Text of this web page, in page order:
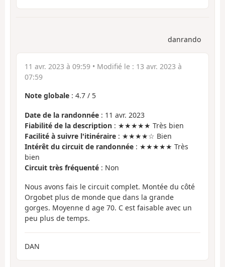
danrando
11 avr. 2023 à 09:59 • Modifié le : 13 avr. 2023 à
07:59
Note globale : 4.7 / 5
Date de la randonnée : 11 avr. 2023
Fiabilité de la description : ★★★★★ Très bien
Facilité à suivre l'itinéraire : ★★★★☆ Bien
Intérêt du circuit de randonnée : ★★★★★ Très
bien
Circuit très fréquenté : Non
Nous avons fais le circuit complet. Montée du côté
Orgobet plus de monde que dans la grande
gorges. Moyenne d age 70. C est faisable avec un
peu plus de temps.
DAN